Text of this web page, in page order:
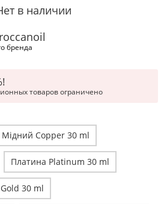
в наличии
бренда
товаров ограничено
Мідний Copper 30 ml
Платина Platinum 30 ml
30 ml